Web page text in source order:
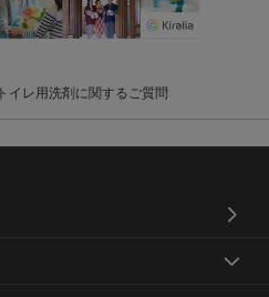
トイレ用洗剤に関するご質問